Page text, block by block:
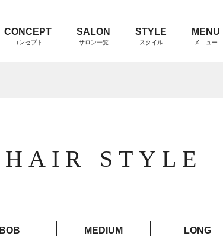
CONCEPT
コンセプト
SALON
サロン一覧
STYLE
スタイル
MENU
メニュー
HAIR STYLE
BOB MEDIUM LONG